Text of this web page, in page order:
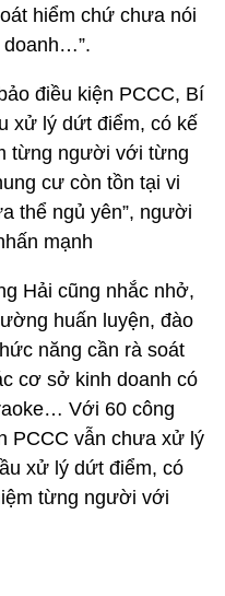
hiểm chứ chưa nói
doanh…”.
điều kiện PCCC, Bí
xử lý dứt điểm, có kế
từng người với từng
cư còn tồn tại vi
thể ngủ yên”, người
mạnh
Hải cũng nhắc nhở,
huấn luyện, đào
năng cần rà soát
cơ sở kinh doanh có
Với 60 công
PCCC vẫn chưa xử lý
xử lý dứt điểm, có
từng người với